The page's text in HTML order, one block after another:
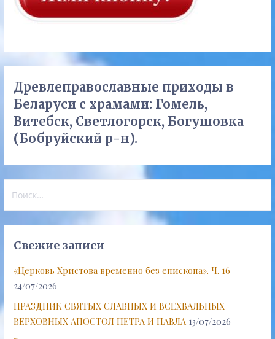
Древлеправославные приходы в
Беларуси с храмами: Гомель,
Витебск, Светлогорск, Богушовка
(Бобруйский р-н).
Свежие записи
«Церковь Христова временно без епископа». Ч. 16
24/07/2026
ПРАЗДНИК СВЯТЫХ СЛАВНЫХ И ВСЕХВАЛЬНЫХ
ВЕРХОВНЫХ АПОСТОЛ ПЕТРА И ПАВЛА 13/07/2026